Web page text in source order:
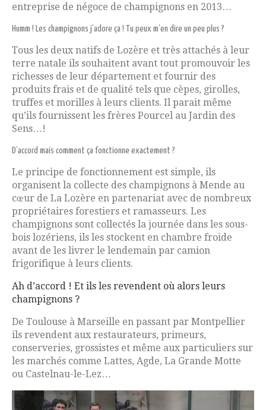
entreprise de négoce de champignons en 2013…
Humm ! Les champignons j’adore ça ! Tu peux m’en dire un peu plus ?
Tous les deux natifs de Lozère et très attachés à leur
terre natale ils souhaitent avant tout promouvoir les
richesses de leur département et fournir des
produits frais et de qualité tels que cèpes, girolles,
truffes et morilles à leurs clients. Il parait même
qu’ils fournissent les frères Pourcel au Jardin des
Sens…!
D’accord mais comment ça fonctionne exactement ?
Le principe de fonctionnement est simple, ils
organisent la collecte des champignons à Mende au
cœur de La Lozère en partenariat avec de nombreux
propriétaires forestiers et ramasseurs. Les
champignons sont collectés la journée dans les sous-
bois lozériens, ils les stockent en chambre froide
avant de les livrer le lendemain par camion
frigorifique à leurs clients.
Ah d’accord ! Et ils les revendent où alors leurs
champignons ?
De Toulouse à Marseille en passant par Montpellier
ils revendent aux restaurateurs, primeurs,
conserveries, grossistes et même aux particuliers sur
les marchés comme Lattes, Agde, La Grande Motte
ou Castelnau-le-Lez…